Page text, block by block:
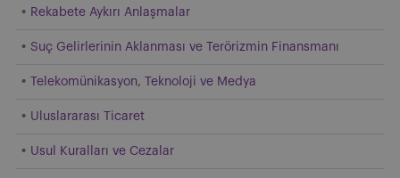
Rekabete Aykırı Anlaşmalar
Suç Gelirlerinin Aklanması ve Terörizmin Finansmanı
Telekomünikasyon, Teknoloji ve Medya
Uluslararası Ticaret
Usul Kuralları ve Cezalar